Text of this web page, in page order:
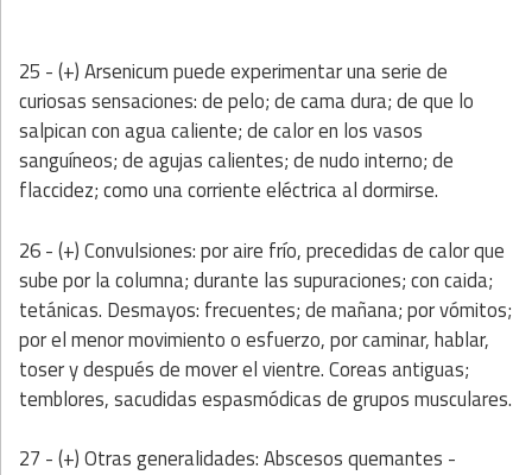
25 - (+) Arsenicum puede experimentar una serie de
curiosas sensaciones: de pelo; de cama dura; de que lo
salpican con agua caliente; de calor en los vasos
sanguíneos; de agujas calientes; de nudo interno; de
flaccidez; como una corriente eléctrica al dormirse.
26 - (+) Convulsiones: por aire frío, precedidas de calor que
sube por la columna; durante las supuraciones; con caida;
tetánicas. Desmayos: frecuentes; de mañana; por vómitos;
por el menor movimiento o esfuerzo, por caminar, hablar,
toser y después de mover el vientre. Coreas antiguas;
temblores, sacudidas espasmódicas de grupos musculares.
27 - (+) Otras generalidades: Abscesos quemantes -